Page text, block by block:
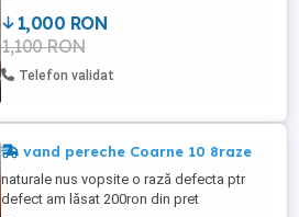
1,000 RON
1,100 RON
Telefon validat
vand pereche Coarne 10 8raze
naturale nus vopsite o rază defecta ptr
defect am lăsat 200ron din pret